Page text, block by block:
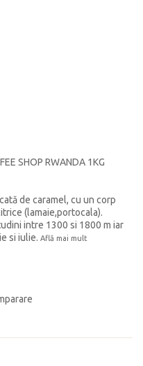
SHOP RWANDA 1KG
de caramel, cu un corp
(lamaie,portocala).
intre 1300 si 1800 m iar
si iulie. Află mai mult